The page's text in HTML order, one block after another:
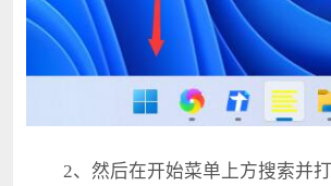
2、然后在开始菜单上方搜索并打